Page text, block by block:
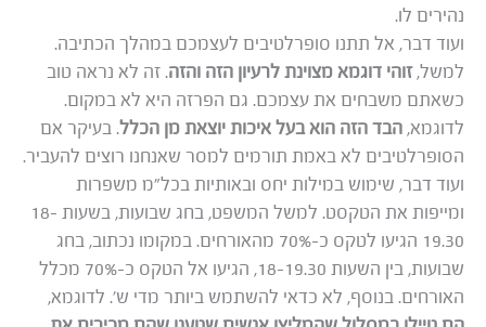
נהירים לו.
ועוד דבר, אל תתנו סופרלטיבים לעצמכם במהלך הכתיבה.
למשל,זוהי דוגמא מצוינת לרעיון הזה והזה. זה לא נראה טוב
כשאתם משבחים את עצמכם. גם הפרזה היא לא במקום.
לדוגמא, הבד הזה הוא בעל איכות יוצאת מן הכלל. בעיקר אם
הסופרלטיבים לא באמת תורמים למסר שאנחנו רוצים להעביר.
ועוד דבר, שימוש במילות יחס ובאותיות בכל”מ משפרות
ומייפות את הטקסט. למשל המשפט, בחג שבועות, בשעות 18-
19.30 הגיעו לטקס כ-70% מהאורחים. במקומו נכתוב, בחג
שבועות, בין השעות 18-19.30, הגיעו אל הטקס כ-70% מכלל
האורחים. בנוסף, לא כדאי להשתמש ביותר מדי ש’. לדוגמא,